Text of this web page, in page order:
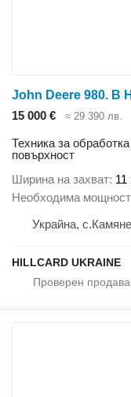
John Deere 980. В
15 000 €
≈ 29 390 лв.
Техника за
повърхност
Ширина на захват 11
Необходима мощност
Украйна,
HILLCARD UKRAINE